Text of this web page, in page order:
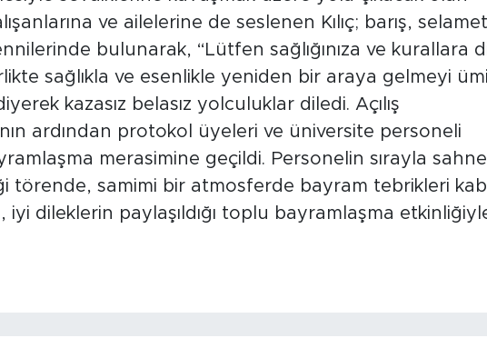
ve ailelerine de seslenen Kılıç; barış,
bulunarak, “Lütfen sağlığınıza ve kurallara
sağlıkla ve esenlikle yeniden bir araya gelmeyi
kazasız belasız yolculuklar diledi. Açılış
ardından protokol üyeleri ve üniversite personeli
merasimine geçildi. Personelin sırayla
törende, samimi bir atmosferde bayram tebrikleri
iyi dileklerin paylaşıldığı toplu bayramlaşma